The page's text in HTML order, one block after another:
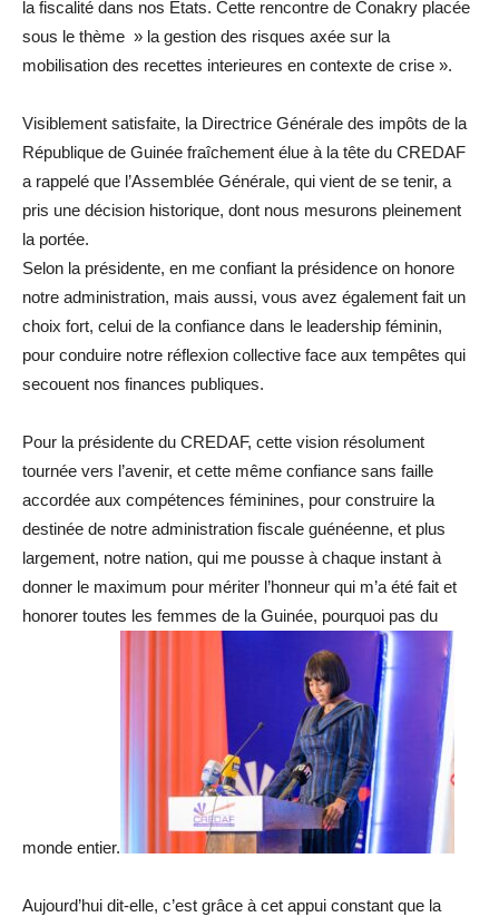
la fiscalité dans nos Etats. Cette rencontre de Conakry placée
sous le thème » la gestion des risques axée sur la
mobilisation des recettes interieures en contexte de crise ».
Visiblement satisfaite, la Directrice Générale des impôts de la
République de Guinée fraîchement élue à la tête du CREDAF
a rappelé que l’Assemblée Générale, qui vient de se tenir, a
pris une décision historique, dont nous mesurons pleinement
la portée.
Selon la présidente, en me confiant la présidence on honore
notre administration, mais aussi, vous avez également fait un
choix fort, celui de la confiance dans le leadership féminin,
pour conduire notre réflexion collective face aux tempêtes qui
secouent nos finances publiques.
Pour la présidente du CREDAF, cette vision résolument
tournée vers l’avenir, et cette même confiance sans faille
accordée aux compétences féminines, pour construire la
destinée de notre administration fiscale guénéenne, et plus
largement, notre nation, qui me pousse à chaque instant à
donner le maximum pour mériter l’honneur qui m’a été fait et
honorer toutes les femmes de la Guinée, pourquoi pas du
monde entier.
Aujourd’hui dit-elle, c’est grâce à cet appui constant que la